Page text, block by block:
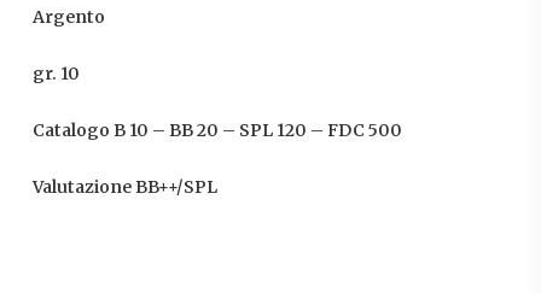
Argento
gr. 10
Catalogo B 10 – BB 20 – SPL 120 – FDC 500
Valutazione BB++/SPL